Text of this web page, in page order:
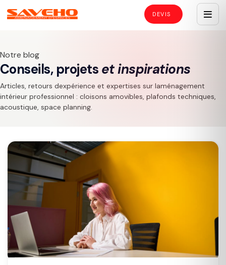
Notre blog
Conseils, projets et inspirations
Articles, retours dexpérience et expertises sur laménagement
intérieur professionnel : cloisons amovibles, plafonds techniques,
acoustique, space planning.